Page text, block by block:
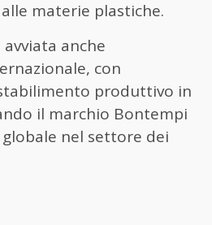
materie plastiche.
anche
con
produttivo in
il marchio Bontempi
nel settore dei